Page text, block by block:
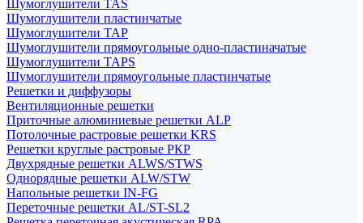
Шумоглушители TAS
Шумоглушители пластинчатые
Шумоглушители TAP
Шумоглушители прямоугольные одно-пластиначатые
Шумоглушители TAPS
Шумоглушители прямоугольные пластинчатые
Решетки и диффузоры
Вентиляционные решетки
Приточные алюминиевые решетки ALP
Потолочные растровые решетки KRS
Решетки круглые растровые РКР
Двухрядные решетки ALWS/STWS
Однорядные решетки ALW/STW
Напольные решетки IN-FG
Переточные решетки AL/ST-SL2